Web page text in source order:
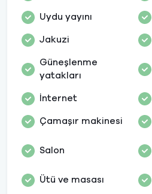
Uydu yayını
Jakuzi
Güneşlenme
yatakları
İnternet
Çamaşır makinesi
Salon
Ütü ve masası